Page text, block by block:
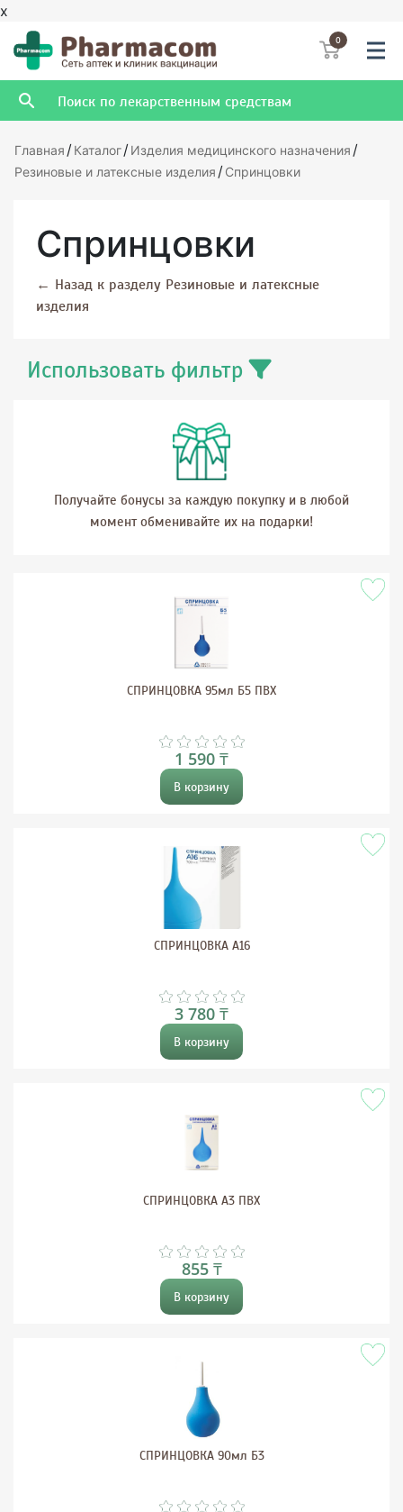
x
0
Главная /Каталог/Изделия медицинского назначения /
Резиновые и латексные изделия /Спринцовки
Спринцовки
← Назад к разделу Резиновые и латексные
изделия
Использовать фильтр
Получайте бонусы за каждую покупку и в любой
момент обменивайте их на подарки!
СПРИНЦОВКА 95мл Б5 ПВХ
1 590 ₸
В корзину
СПРИНЦОВКА А16
3 780 ₸
В корзину
СПРИНЦОВКА А3 ПВХ
855 ₸
В корзину
СПРИНЦОВКА 90мл Б3